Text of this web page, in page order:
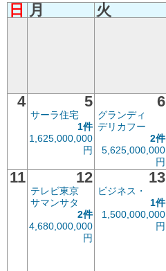
日 月 火
4 5
サーラ住宅
1件
1,625,000,000
円
6
グランディ
デリカフー
2件
5,625,000,000
円
11 12
テレビ東京
サマンサタ
2件
4,680,000,000
円
13
ビジネス・
1件
1,500,000,000
円